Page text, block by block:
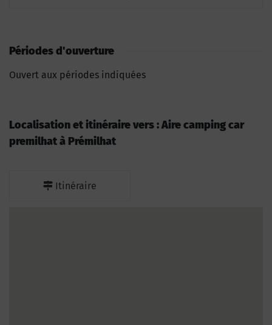
Périodes d'ouverture
Ouvert aux périodes indiquées
Localisation et itinéraire vers : Aire camping car
premilhat à Prémilhat
Itinéraire